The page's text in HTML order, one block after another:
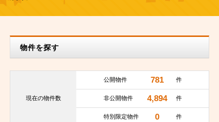
物件を探す
現在の物件数
公開物件 781 件
非公開物件 4,894 件
特別限定物件 0 件